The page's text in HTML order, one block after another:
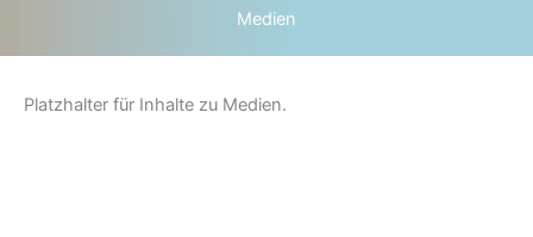
Medien
Platzhalter für Inhalte zu Medien.